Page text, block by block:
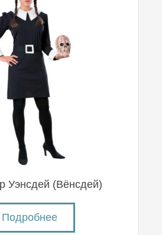
Уэнсдей (Вëнсдей)
Подробнее